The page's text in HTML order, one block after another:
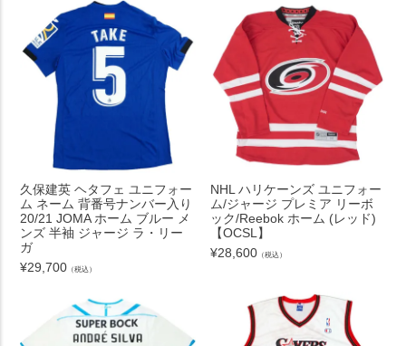
久保建英 ヘタフェ ユニフォー
ム ネーム 背番号ナンバー入り
20/21 JOMA ホーム ブルー メ
ンズ 半袖 ジャージ ラ・リー
ガ
¥29,700 （税込）
NHL ハリケーンズ ユニフォー
ム/ジャージ プレミア リーボ
ック/Reebok ホーム (レッド)
【OCSL】
¥28,600 （税込）